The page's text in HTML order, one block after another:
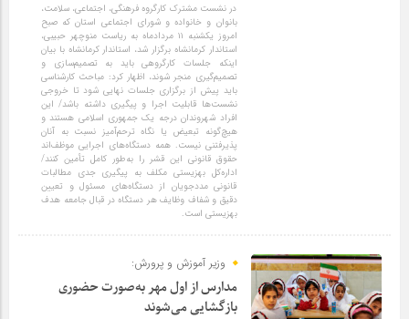
در نشست مشترک کارگروه فرهنگی، اجتماعی، سلامت،
بانوان و خانواده و شورای اجتماعی استان که صبح
امروز یکشنبه ۱۱ مردادماه به ریاست منوچهر حبیبی،
استاندار کرمانشاه برگزار شد، استاندار کرمانشاه با بیان
اینکه جلسات کارگروهی باید به تصمیم‌سازی و
تصمیم‌گیری منجر شوند، اظهار کرد: مباحث کارشناسی
باید پیش از برگزاری جلسات نهایی شود تا خروجی
نشست‌ها قابلیت اجرا و پیگیری داشته باشد/ این
افراد شهروندان درجه یک جمهوری اسلامی هستند و
هیچ‌گونه تبعیض یا نگاه ترحم‌آمیز نسبت به آنان
پذیرفتنی نیست. همه دستگاه‌های اجرایی موظف‌اند
حقوق قانونی این قشر را به‌طور کامل تأمین کنند/
اداره‌کل بهزیستی مکلف به پیگیری جدی مطالبات
قانونی مددجویان از دستگاه‌های مسئول و تعیین
دقیق و شفاف وظایف هر دستگاه در قبال جامعه هدف
بهزیستی است.
وزیر آموزش و پرورش:
مدارس از اول مهر به‌صورت حضوری
بازگشایی می‌شوند